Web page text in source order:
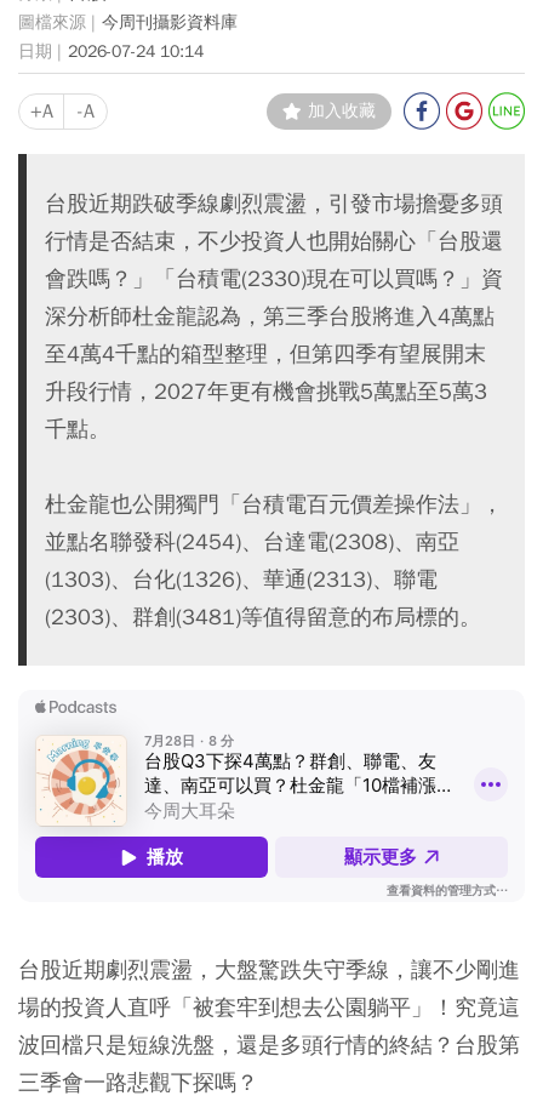
今周刊攝影資料庫
2026-07-24 10:14
+A -A 加入收藏
台股近期跌破季線劇烈震盪，引發市場擔憂多頭
行情是否結束，不少投資人也開始關心「台股還
會跌嗎？」「台積電(2330)現在可以買嗎？」資
深分析師杜金龍認為，第三季台股將進入4萬點
至4萬4千點的箱型整理，但第四季有望展開末
升段行情，2027年更有機會挑戰5萬點至5萬3
千點。
杜金龍也公開獨門「台積電百元價差操作法」，
並點名聯發科(2454)、台達電(2308)、南亞
(1303)、台化(1326)、華通(2313)、聯電
(2303)、群創(3481)等值得留意的布局標的。
台股近期劇烈震盪，大盤驚跌失守季線，讓不少剛進
場的投資人直呼「被套牢到想去公園躺平」！究竟這
波回檔只是短線洗盤，還是多頭行情的終結？台股第
三季會一路悲觀下探嗎？